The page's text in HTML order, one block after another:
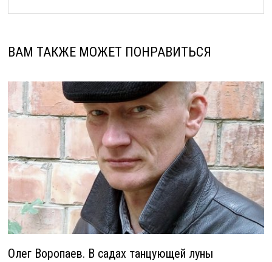
ВАМ ТАКЖЕ МОЖЕТ ПОНРАВИТЬСЯ
Олег Воропаев. В садах танцующей луны